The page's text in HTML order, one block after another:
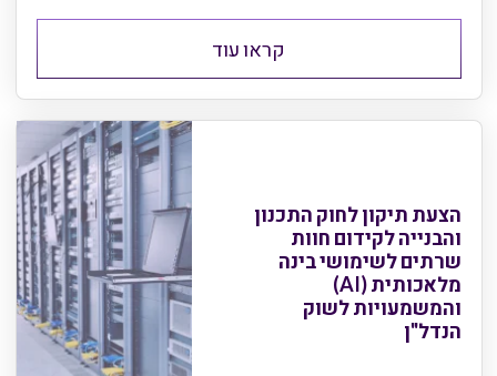
קראו עוד
הצעת תיקון לחוק התכנון
והבנייה לקידום חוות
שרתים לשימושי בינה
מלאכותית (AI)
והמשמעויות לשוק
הנדל"ן